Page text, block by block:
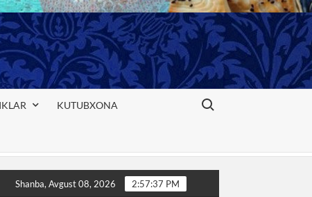
KUTUBXONA
Search for:
Baliq nimani anglatishini bilasizmi
Shanba, Avgust 08, 2026 2:57:38 PM